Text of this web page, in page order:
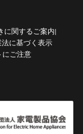
に関するご案内|
に基づく表示
にご注意